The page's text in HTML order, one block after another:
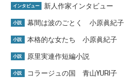
インタビュー 新人作家インタビュー
小説 幕間は波のごとく 小原眞紀子
小説 本格的な女たち 小原眞紀子
小説 原里実連作短編小説
小説 コラージュの国 青山YURI子